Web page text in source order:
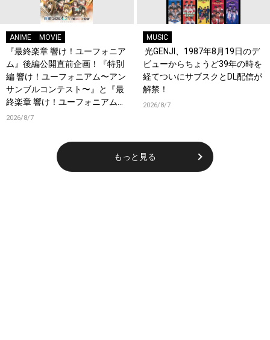
ANIME MOVIE
『最終楽章 響け！ユーフォニア
ム』後編公開直前企画！『特別
編 響け！ユーフォニアム〜アン
サンブルコンテスト〜』と『最
終楽章 響け！ユーフォニアム』
前編の一挙上映が決定！
2026/8/7
MUSIC
光GENJI、1987年8月19日のデ
ビューからちょうど39年の時を
経てついにサブスクとDL配信が
解禁！
2026/8/7
もっと見る